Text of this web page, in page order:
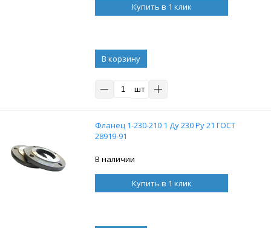
Купить в 1 клик
В корзину
шт
Фланец 1-230-210 1 Ду 230 Ру 21 ГОСТ
28919-91
В наличии
Купить в 1 клик